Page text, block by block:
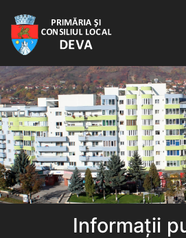
Informații